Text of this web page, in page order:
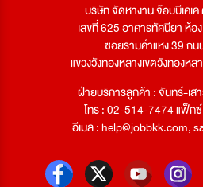
บริษัท จัดหางาน จ๊อบบีเคเ
เลขที่ 625 อาคารทัศนียา ห้อ
ซอยรามคำแหง 39 ถน
แขวงวังทองหลางเขตวังทองห
ฝ่ายบริการลูกค้า : จันทร์-เ
โทร : 02-514-7474 แฟ็ก
อีเมล :help@jobbkk.com,